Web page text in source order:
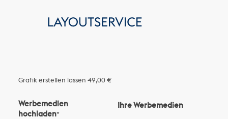
Grafik erstellen lassen 49,00 €
Werbemedien
hochladen*
Ihre Werbemedien